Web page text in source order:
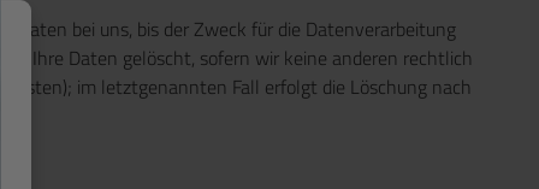
Daten bei uns, bis der Zweck für die Datenverarbeitung
Ihre Daten gelöscht, sofern wir keine anderen rechtlich
im letztgenannten Fall erfolgt die Löschung nach